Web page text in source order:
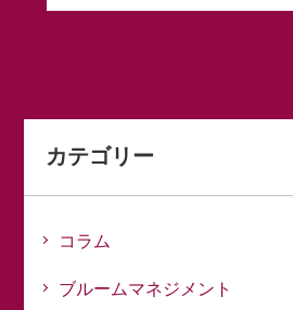
カテゴリー
コラム
ブルームマネジメント